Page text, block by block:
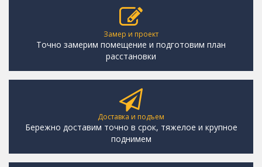
Замер и проект
Точно замерим помещение и подготовим план
расстановки
Доставка и подъем
Бережно доставим точно в срок, тяжелое и крупное
поднимем